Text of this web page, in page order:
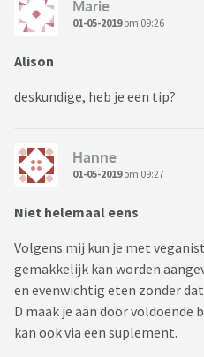
Marie
01-05-2019om 09:26
Alison
deskundige, heb je een tip?
Hanne
01-05-2019om 09:27
Niet helemaal eens
Volgens mij kun je met
gemakkelijk kan worden
en evenwichtig eten zonder
D maak je aan door voldoende
kan ook via een suplement.